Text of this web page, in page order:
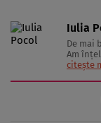
Iulia
De mai
Am
sperie. Sincer, la 20 de ani, nu aş putea spune că
interesul meu
citește